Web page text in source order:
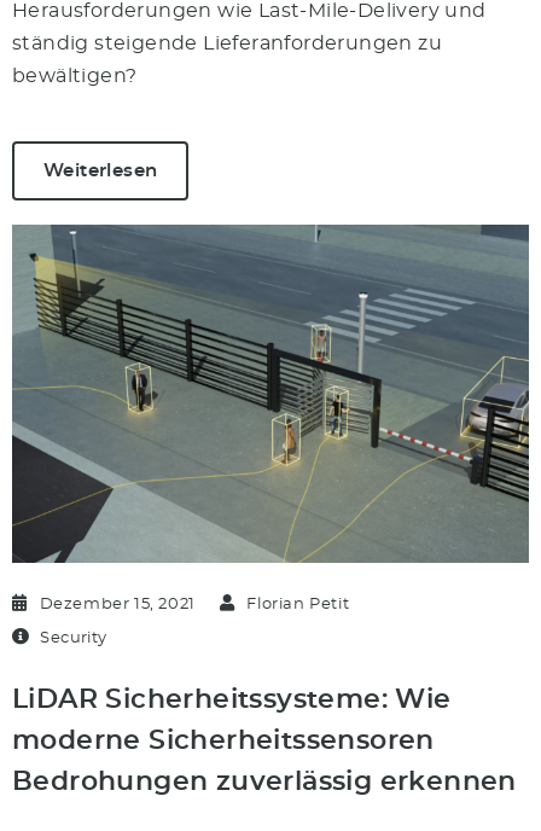
Herausforderungen wie Last-Mile-Delivery und
ständig steigende Lieferanforderungen zu
bewältigen?
Weiterlesen
Dezember 15, 2021 Florian Petit
Security
LiDAR Sicherheitssysteme: Wie
moderne Sicherheitssensoren
Bedrohungen zuverlässig erkennen